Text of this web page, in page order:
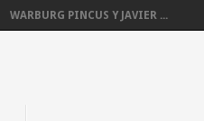
WARBURG PINCUS Y JAVIER ...